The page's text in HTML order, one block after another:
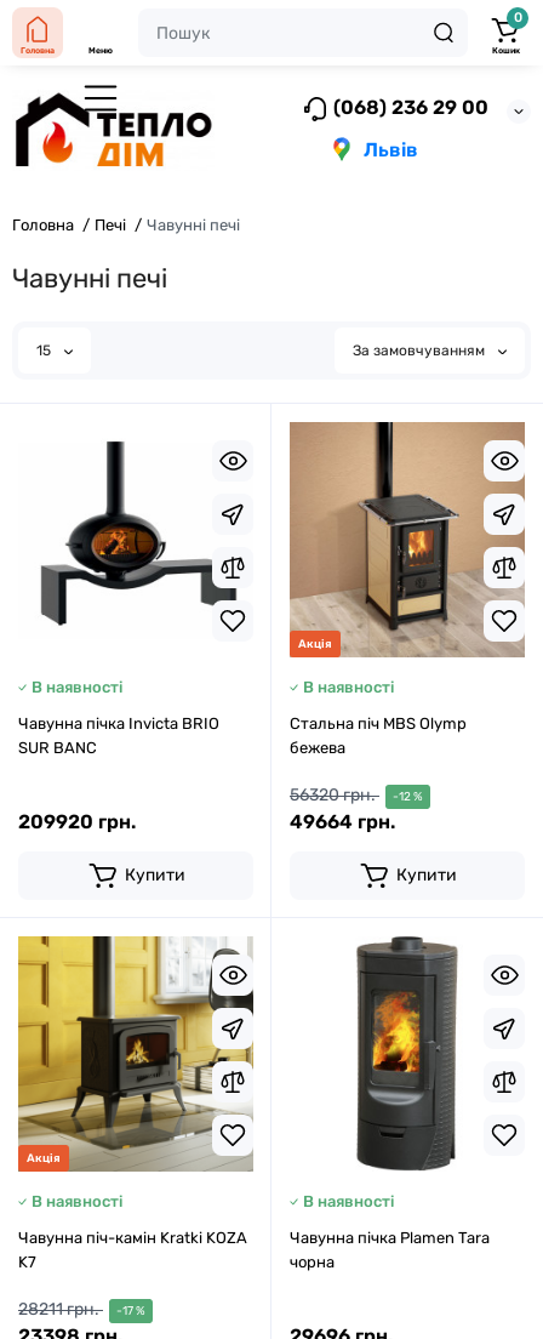
(068) 236 29 00
Львів
Головна Меню
0
Кошик
Головна Печі Чавунні печі
Чавунні печі
15 За замовчуванням
В наявності
Чавунна пічка Invicta BRIO
SUR BANC
209920 грн.
Купити
Акція
В наявності
Стальна піч MBS Olymp
бежева
56320 грн. -12 %
49664 грн.
Купити
Акція
В наявності
Чавунна піч-камін Kratki KOZA
K7
28211 грн. -17 %
В наявності
Чавунна пічка Plamen Tara
чорна